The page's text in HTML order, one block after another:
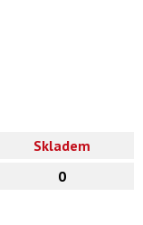
Skladem
0